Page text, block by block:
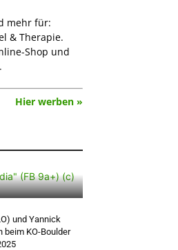
mehr für:
& Therapie.
Shop und
Hier werben »
Ein
und Yannick
beim KO-Boulder